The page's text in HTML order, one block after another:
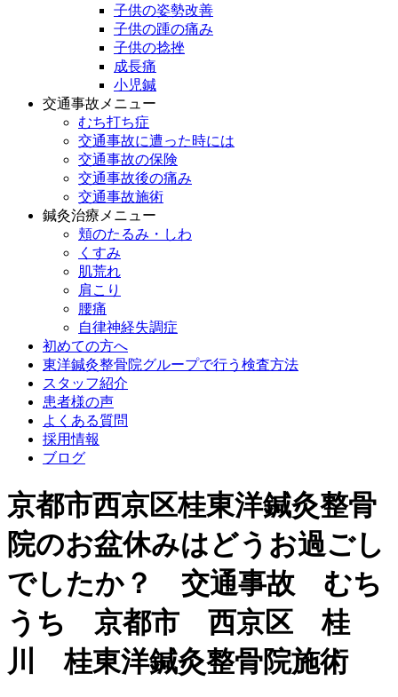
子供の姿勢改善
子供の踵の痛み
子供の捻挫
成長痛
小児鍼
交通事故メニュー
むち打ち症
交通事故に遭った時には
交通事故の保険
交通事故後の痛み
交通事故施術
鍼灸治療メニュー
頬のたるみ・しわ
くすみ
肌荒れ
肩こり
腰痛
自律神経失調症
初めての方へ
東洋鍼灸整骨院グループで行う検査方法
スタッフ紹介
患者様の声
よくある質問
採用情報
ブログ
京都市西京区桂東洋鍼灸整骨
院のお盆休みはどうお過ごし
でしたか？ 交通事故 むち
うち 京都市 西京区 桂
川 桂東洋鍼灸整骨院施術